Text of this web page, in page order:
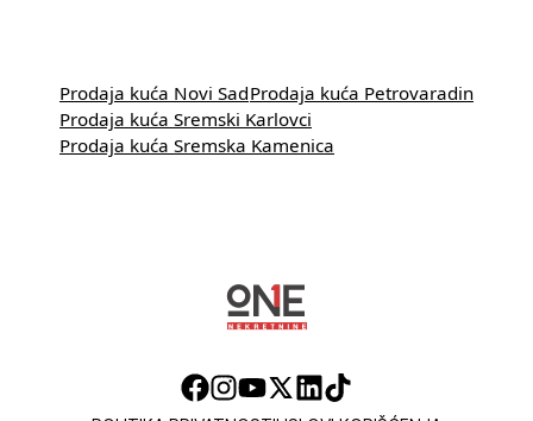
Prodaja kuća Novi SadProdaja kuća Petrovaradin
Prodaja kuća Sremski Karlovci
Prodaja kuća Sremska Kamenica